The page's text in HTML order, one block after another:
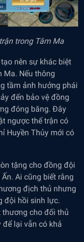
trong Tâm Ma
nên sự khác biệt
Ma. Nếu thông
tầm ảnh hưởng phái
đến bảo vệ đồng
đóng băng. Đây
ngược thế trận có
Huyền Thủy mới có
tặng cho đồng đội
Ai cũng biết rằng
địch thủ nhưng
đội hồi sinh lực.
thương cho đối thủ
để lại vẫn có khả